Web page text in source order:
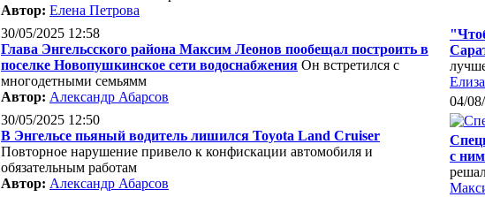
Автор: Елена Петрова
30/05/2025 12:58
Глава Энгельсского района Максим Леонов пообещал построить в
поселке Новопушкинское сети водоснабжения Он встретился с
многодетными семьямм
Автор: Александр Абарсов
30/05/2025 12:50
В Энгельсе пьяный водитель лишился Toyota Land Cruiser
Повторное нарушение привело к конфискации автомобиля и
обязательным работам
Автор: Александр Абарсов
04/
с ним